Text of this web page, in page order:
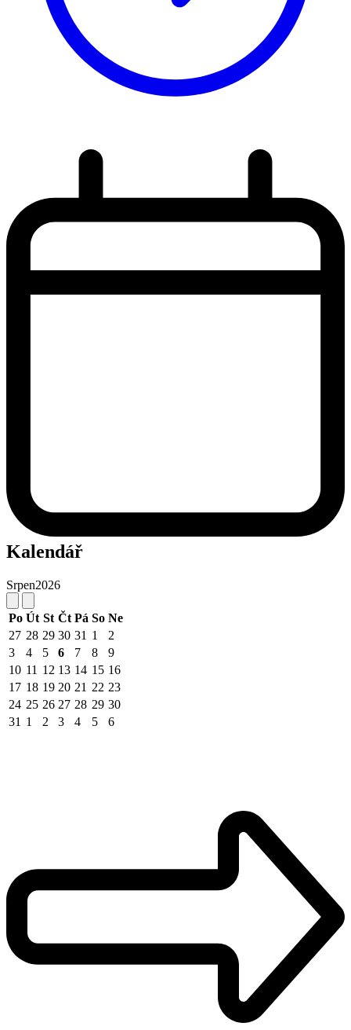
Kalendář
Srpen2026
Po Út St Čt Pá So Ne
27 28 29 30 31 1
2
3
4 5 6 7 8
9
10 11 12 13 14 15 16
17 18 19 20 21 22 23
24 25 26 27 28 29 30
31 1 2 3 4 5 6